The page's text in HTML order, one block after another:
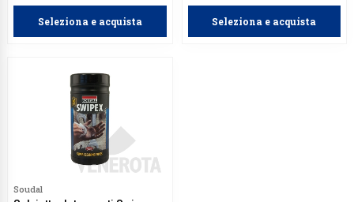
Seleziona e acquista Seleziona e acquista
Soudal